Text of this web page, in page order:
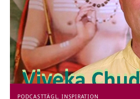
PODCASTTÄGL. INSPIRATION